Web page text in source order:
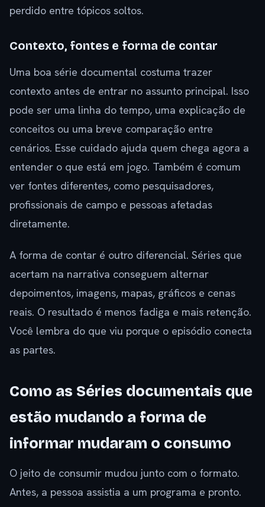
perdido entre tópicos soltos.
Contexto, fontes e forma de contar
Uma boa série documental costuma trazer
contexto antes de entrar no assunto principal. Isso
pode ser uma linha do tempo, uma explicação de
conceitos ou uma breve comparação entre
cenários. Esse cuidado ajuda quem chega agora a
entender o que está em jogo. Também é comum
ver fontes diferentes, como pesquisadores,
profissionais de campo e pessoas afetadas
diretamente.
A forma de contar é outro diferencial. Séries que
acertam na narrativa conseguem alternar
depoimentos, imagens, mapas, gráficos e cenas
reais. O resultado é menos fadiga e mais retenção.
Você lembra do que viu porque o episódio conecta
as partes.
Como as Séries documentais que
estão mudando a forma de
informar mudaram o consumo
O jeito de consumir mudou junto com o formato.
Antes, a pessoa assistia a um programa e pronto.